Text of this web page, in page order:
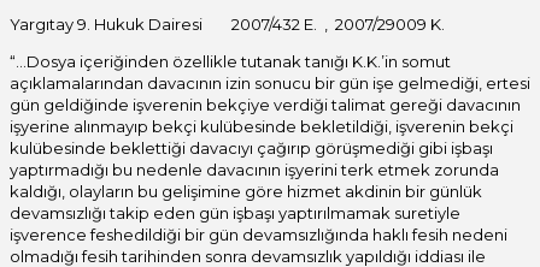
Yargıtay 9. Hukuk Dairesi 2007/432 E. , 2007/29009 K.
“…Dosya içeriğinden özellikle tutanak tanığı K.K.’in somut
açıklamalarından davacının izin sonucu bir gün işe gelmediği, ertesi
gün geldiğinde işverenin bekçiye verdiği talimat gereği davacının
işyerine alınmayıp bekçi kulübesinde bekletildiği, işverenin bekçi
kulübesinde beklettiği davacıyı çağırıp görüşmediği gibi işbaşı
yaptırmadığı bu nedenle davacının işyerini terk etmek zorunda
kaldığı, olayların bu gelişimine göre hizmet akdinin bir günlük
devamsızlığı takip eden gün işbaşı yaptırılmamak suretiyle
işverence feshedildiği bir gün devamsızlığında haklı fesih nedeni
olmadığı fesih tarihinden sonra devamsızlık yapıldığı iddiası ile